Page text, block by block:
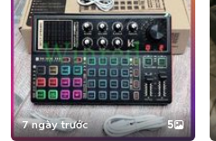
7 ngày trước 5